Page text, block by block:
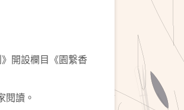
開設欄目《園繋香
閱讀。